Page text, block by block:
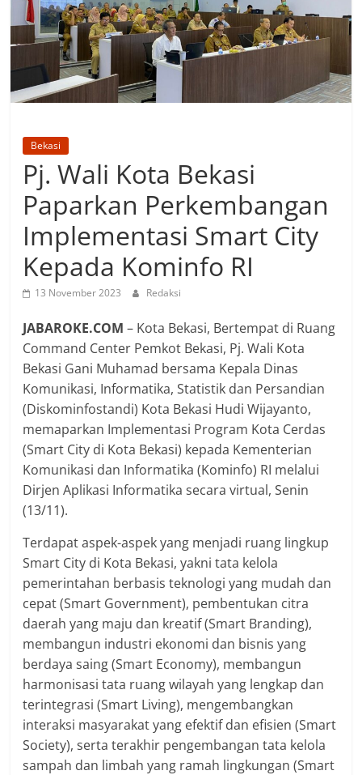
Bekasi
Pj. Wali Kota Bekasi
Paparkan Perkembangan
Implementasi Smart City
Kepada Kominfo RI
13 November 2023 Redaksi
JABAROKE.COM – Kota Bekasi, Bertempat di Ruang
Command Center Pemkot Bekasi, Pj. Wali Kota
Bekasi Gani Muhamad bersama Kepala Dinas
Komunikasi, Informatika, Statistik dan Persandian
(Diskominfostandi) Kota Bekasi Hudi Wijayanto,
memaparkan Implementasi Program Kota Cerdas
(Smart City di Kota Bekasi) kepada Kementerian
Komunikasi dan Informatika (Kominfo) RI melalui
Dirjen Aplikasi Informatika secara virtual, Senin
(13/11).
Terdapat aspek-aspek yang menjadi ruang lingkup
Smart City di Kota Bekasi, yakni tata kelola
pemerintahan berbasis teknologi yang mudah dan
cepat (Smart Government), pembentukan citra
daerah yang maju dan kreatif (Smart Branding),
membangun industri ekonomi dan bisnis yang
berdaya saing (Smart Economy), membangun
harmonisasi tata ruang wilayah yang lengkap dan
terintegrasi (Smart Living), mengembangkan
interaksi masyarakat yang efektif dan efisien (Smart
Society), serta terakhir pengembangan tata kelola
sampah dan limbah yang ramah lingkungan (Smart